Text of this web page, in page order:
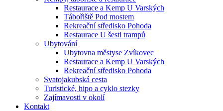
Restaurace a Kemp U Varských
Tábořiště Pod mostem
Rekreační středisko Pohoda
Restaurace U šesti trampů
Ubytování
Ubytovna městyse Zvíkovec
Restaurace a Kemp U Varských
Rekreační středisko Pohoda
Svatojakubská cesta
Turistické, hipo a cyklo stezky
Zajímavosti v okolí
Kontakt